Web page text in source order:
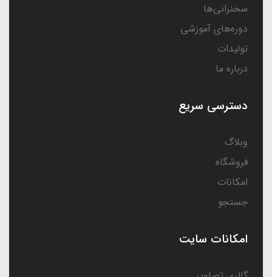
سخنرانی‌ها
دوره‌های آموزشی
تولیدات
درباره ما
دسترسی سریع
وبلاگ
فروشگاه
امکانات
جستجو
امکانات سایت